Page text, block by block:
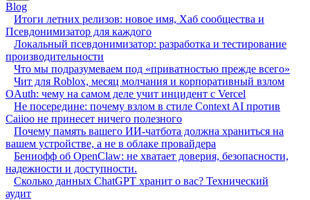
Blog
Итоги летних релизов: новое имя, Хаб сообщества и
Псевдонимизатор для каждого
Локальный псевдонимизатор: разработка и тестирование
производительности
Что мы подразумеваем под «приватностью прежде всего»
Чит для Roblox, месяц молчания и корпоративный взлом
OAuth: чему на самом деле учит инцидент с Vercel
Не посередине: почему взлом в стиле Context AI против
Caiioo не принесет ничего полезного
Почему память вашего ИИ-чатбота должна храниться на
вашем устройстве, а не в облаке провайдера
Бениофф об OpenClaw: не хватает доверия, безопасности,
надежности и доступности.
Сколько данных ChatGPT хранит о вас? Технический
аудит